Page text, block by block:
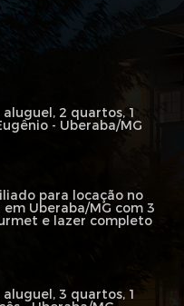
2 quartos, 1
- Uberaba/MG
para locação no
Uberaba/MG com 3
e lazer completo
3 quartos, 1